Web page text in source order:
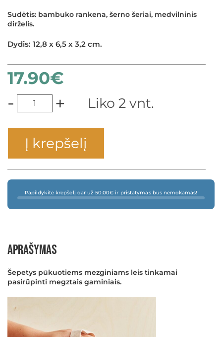
Sudėtis: bambuko rankena, šerno šeriai, medvilninis
dirželis.
Dydis: 12,8 x 6,5 x 3,2 cm.
17.90€
- + Liko 2 vnt.
Į krepšelį
Papildykite krepšelį dar už 50.00€ ir pristatymas bus nemokamas!
Aprašymas
Šepetys pūkuotiems mezginiams leis tinkamai
pasirūpinti megztais gaminiais.